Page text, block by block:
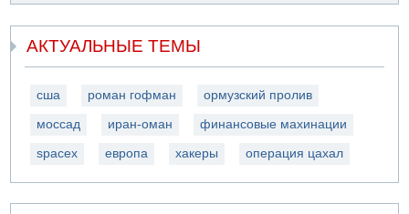
АКТУАЛЬНЫЕ ТЕМЫ
сша роман гофман ормузский пролив
моссад иран-оман финансовые махинации
spacex европа хакеры операция цахал